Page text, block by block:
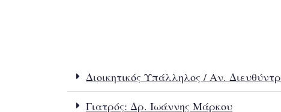
Διοικητικός Υπάλληλος / Αν.
Γιατρός: Δρ. Ιωάννης Μάρκου